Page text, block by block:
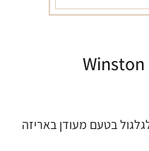
בטעם מעודן באריזה